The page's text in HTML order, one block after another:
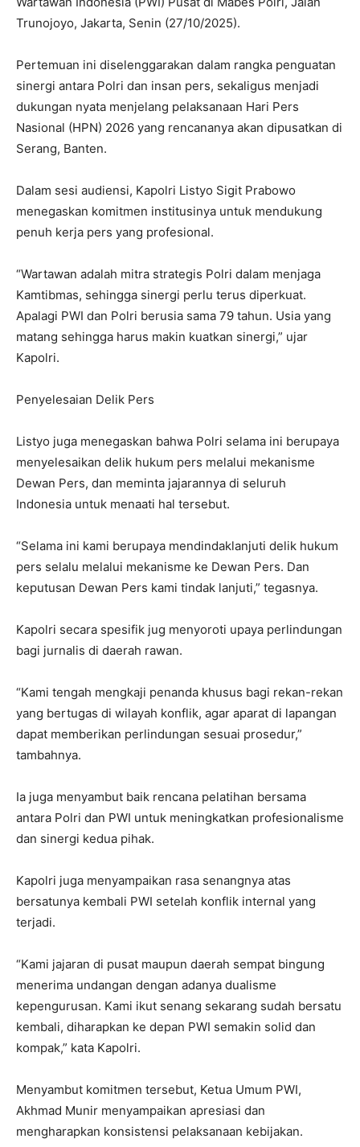
Trunojoyo, Jakarta, Senin (27/10/2025).
Pertemuan ini diselenggarakan dalam rangka penguatan
sinergi antara Polri dan insan pers, sekaligus menjadi
dukungan nyata menjelang pelaksanaan Hari Pers
Nasional (HPN) 2026 yang rencananya akan dipusatkan di
Serang, Banten.
Dalam sesi audiensi, Kapolri Listyo Sigit Prabowo
menegaskan komitmen institusinya untuk mendukung
penuh kerja pers yang profesional.
“Wartawan adalah mitra strategis Polri dalam menjaga
Kamtibmas, sehingga sinergi perlu terus diperkuat.
Apalagi PWI dan Polri berusia sama 79 tahun. Usia yang
matang sehingga harus makin kuatkan sinergi,” ujar
Kapolri.
Penyelesaian Delik Pers
Listyo juga menegaskan bahwa Polri selama ini berupaya
menyelesaikan delik hukum pers melalui mekanisme
Dewan Pers, dan meminta jajarannya di seluruh
Indonesia untuk menaati hal tersebut.
“Selama ini kami berupaya mendindaklanjuti delik hukum
pers selalu melalui mekanisme ke Dewan Pers. Dan
keputusan Dewan Pers kami tindak lanjuti,” tegasnya.
Kapolri secara spesifik jug menyoroti upaya perlindungan
bagi jurnalis di daerah rawan.
“Kami tengah mengkaji penanda khusus bagi rekan-rekan
yang bertugas di wilayah konflik, agar aparat di lapangan
dapat memberikan perlindungan sesuai prosedur,”
tambahnya.
Ia juga menyambut baik rencana pelatihan bersama
antara Polri dan PWI untuk meningkatkan profesionalisme
dan sinergi kedua pihak.
Kapolri juga menyampaikan rasa senangnya atas
bersatunya kembali PWI setelah konflik internal yang
terjadi.
“Kami jajaran di pusat maupun daerah sempat bingung
menerima undangan dengan adanya dualisme
kepengurusan. Kami ikut senang sekarang sudah bersatu
kembali, diharapkan ke depan PWI semakin solid dan
kompak,” kata Kapolri.
Menyambut komitmen tersebut, Ketua Umum PWI,
Akhmad Munir menyampaikan apresiasi dan
mengharapkan konsistensi pelaksanaan kebijakan.